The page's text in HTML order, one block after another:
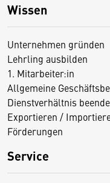
Wissen
Unternehmen gründen
Lehrling ausbilden
1. Mitarbeiter:in
Allgemeine
Dienstverhältnis
Exportieren /
Förderungen
Service